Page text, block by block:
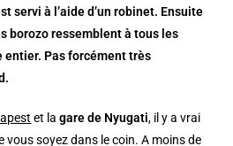
servi à l’aide d’un robinet. Ensuite
borozo ressemblent à tous les
entier. Pas forcément très
et lagare de Nyugati, il y a vrai
vous soyez dans le coin. A moins de